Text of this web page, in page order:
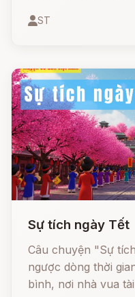
một trong 12 Titan.
ST
Sự tích ngày Tết
Câu chuyện "Sự
ngược dòng thời
bình, nơi nhà vua